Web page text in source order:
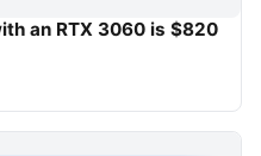
an RTX 3060 is $820